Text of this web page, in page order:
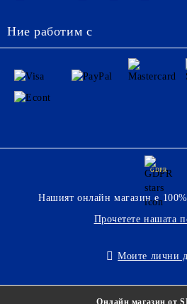
Ние работим с
GDPR
Нашият онлайн магазин е
Прочетете нашата
Моите лични
Онлайн магазин от